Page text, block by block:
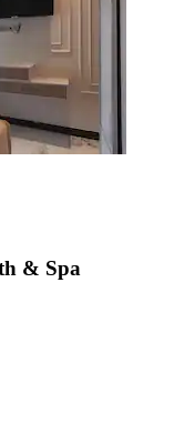
& Spa